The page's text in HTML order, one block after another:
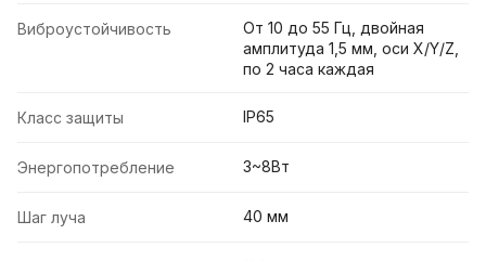
Виброустойчивость
От 10 до 55 Гц, двойная
амплитуда 1,5 мм, оси X/Y/Z,
по 2 часа каждая
Класс защиты IP65
Энергопотребление 3~8Вт
Шаг луча 40 мм